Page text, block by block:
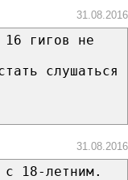
31.08.2016
гигов не
слушаться
31.08.2016
с 18-летним.